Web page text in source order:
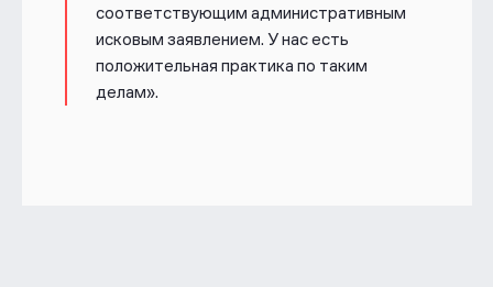
соответствующим административным
исковым заявлением. У нас есть
положительная практика по таким
делам».